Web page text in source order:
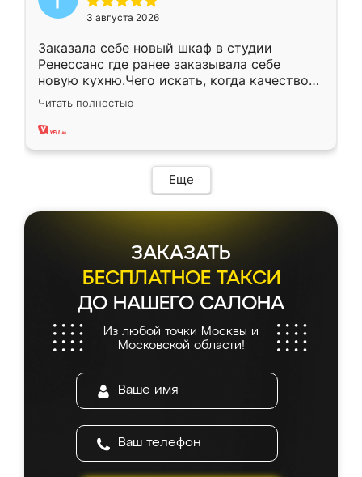
3 августа 2026
Заказала себе новый шкаф в студии
Ренессанс где ранее заказывала себе
новую кухню.Чего искать, когда качеством
вполне довольна. Служит кухня уже почти
два года, нареканий нет.
Читать полностью
Еще
ЗАКАЗАТЬ
БЕСПЛАТНОЕ ТАКСИ
ДО НАШЕГО САЛОНА
Из любой точки Москвы и
Московской области!